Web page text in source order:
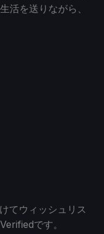
活を送りながら、
てウィッシュリス
です。